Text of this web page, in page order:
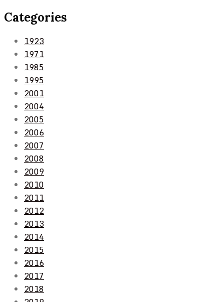
Categories
1923
1971
1985
1995
2001
2004
2005
2006
2007
2008
2009
2010
2011
2012
2013
2014
2015
2016
2017
2018